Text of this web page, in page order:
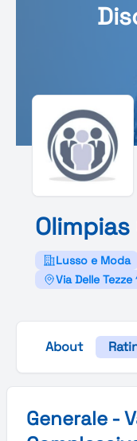
Olimpias
Lusso e Moda
Via Delle
About
Generale -